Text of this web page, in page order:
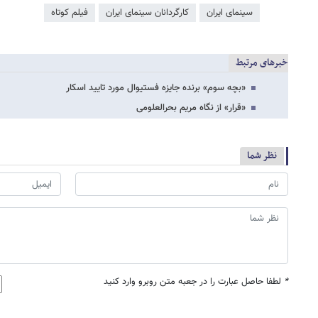
سینمای ایران کارگردانان سینمای ایران فیلم کوتاه
خبرهای مرتبط
«بچه سوم» برنده جایزه فستیوال مورد تایید اسکار
«قرار» از نگاه مریم بحرالعلومی
نظر شما
* لطفا حاصل عبارت را در جعبه متن روبرو وارد کنید